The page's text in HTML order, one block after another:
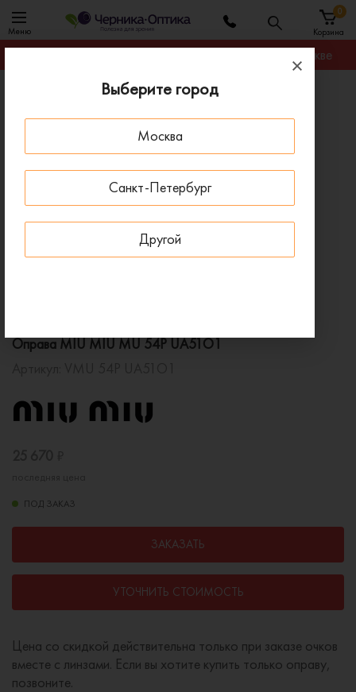
Выберите город
Москва
Санкт-Петербург
Другой
Меню Корзина
0
Гарантируем лучшую цену на любую оправу в Москве
Оправы для очков
Оправа MIU MIU MU 54P UA51O1
Оправа MIU MIU MU 54P UA51O1
ПОД ЗАКАЗ
ЗАКАЗАТЬ
УТОЧНИТЬ СТОИМОСТЬ
Цена со скидкой действительна только при заказе очков
вместе с линзами. Если вы хотите купить только оправу,
позвоните.
ПОД ЗАКАЗ